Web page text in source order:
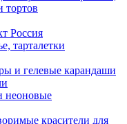
тортов
Россия
тарталетки
и гелевые карандаши
неоновые
красители для